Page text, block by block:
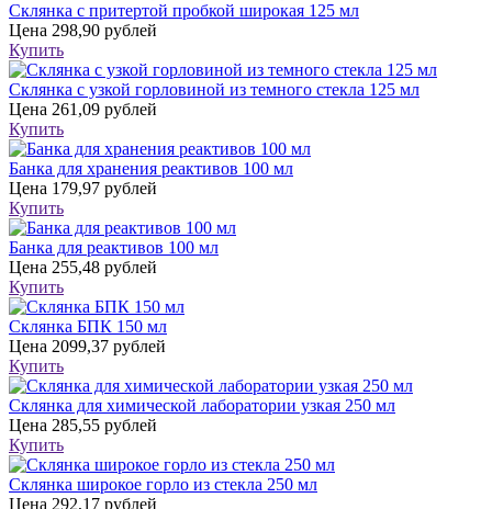
Склянка с притертой пробкой широкая 125 мл
Цена 298,90 рублей
Купить
Склянка с узкой горловиной из темного стекла 125 мл
Цена 261,09 рублей
Купить
Банка для хранения реактивов 100 мл
Цена 179,97 рублей
Купить
Банка для реактивов 100 мл
Цена 255,48 рублей
Купить
Склянка БПК 150 мл
Цена 2099,37 рублей
Купить
Склянка для химической лаборатории узкая 250 мл
Цена 285,55 рублей
Купить
Склянка широкое горло из стекла 250 мл
Цена 292,17 рублей